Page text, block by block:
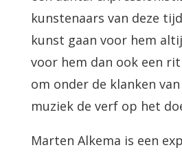
kunstenaars van deze
kunst gaan voor hem
voor hem dan ook een
om onder de klanken
muziek de verf op het
Marten Alkema is een